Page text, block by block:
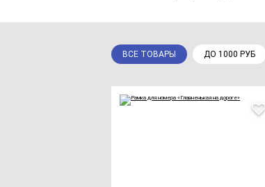
ВСЕ ТОВАРЫ ДО 1000 РУБ